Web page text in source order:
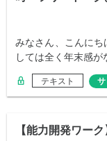
みなさん、こんにち
しては全く年末感
テキスト
【能力開発ワー